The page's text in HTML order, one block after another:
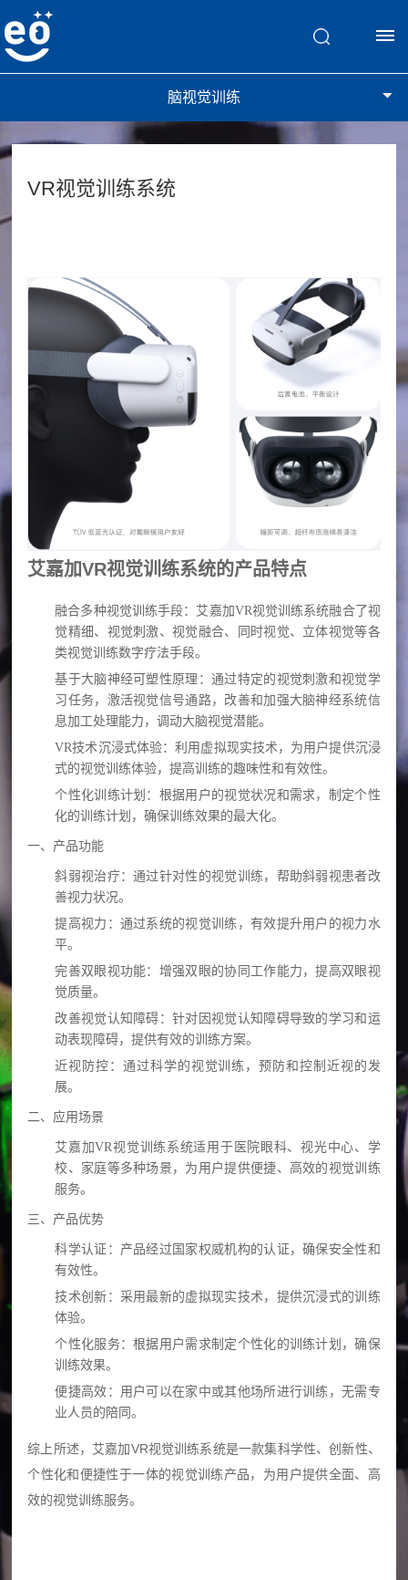
脑
训
练
斜
弱
视
觉训
（机
构）
脑视
觉训
（家
庭）
语
表
能
文
献
&
眼
脑
统
合
训
习
障
碍
动
调
（AD）
预防
语
达
能
程
录
管
登
&
帮
助
问
题
问
脑视觉训练
VR视觉训练系统
艾嘉加VR视觉训练系统的产品特点
融合多种视觉训练手段：艾嘉加VR视觉训练系统融合了视
觉精细、视觉刺激、视觉融合、同时视觉、立体视觉等各
类视觉训练数字疗法手段。
基于大脑神经可塑性原理 ：通过特定的视觉刺激和视觉学
习任务，激活视觉信号通路，改善和加强大脑神经系统信
息加工处理能力，调动大脑视觉潜能。
VR技术沉浸式体验：利用虚拟现实技术，为用户提供沉浸
式的视觉训练体验，提高训练的趣味性和有效性。
个性化训练计划 ：根据用户的视觉状况和需求，制定个性
化的训练计划，确保训练效果的最大化。
一、产品功能
斜弱视治疗：通过针对性的视觉训练，帮助斜弱视患者改
善视力状况。
提高视力 ：通过系统的视觉训练，有效提升用户的视力水
平。
完善双眼视功能：增强双眼的协同工作能力，提高双眼视
觉质量。
改善视觉认知障碍 ：针对因视觉认知障碍导致的学习和运
动表现障碍，提供有效的训练方案。
近视防控 ：通过科学的视觉训练，预防和控制近视的发
展。
二、应用场景
艾嘉加VR视觉训练系统适用于医院眼科、视光中心、学
校、家庭等多种场景，为用户提供便捷、高效的视觉训练
服务。
三、产品优势
科学认证 ：产品经过国家权威机构的认证，确保安全性和
有效性。
技术创新 ：采用最新的虚拟现实技术，提供沉浸式的训练
体验。
个性化服务：根据用户需求制定个性化的训练计划，确保
训练效果。
便捷高效 ：用户可以在家中或其他场所进行训练，无需专
业人员的陪同。
综上所述，艾嘉加VR视觉训练系统是一款集科学性、创新性、
个性化和便捷性于一体的视觉训练产品，为用户提供全面、高
效的视觉训练服务。